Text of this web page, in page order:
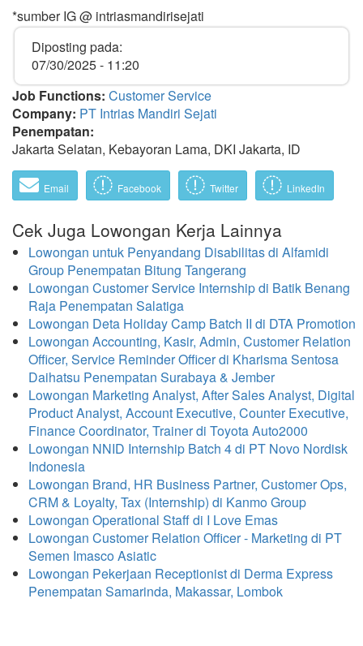
*sumber IG @ intriasmandirisejati
Diposting pada:
07/30/2025 - 11:20
Job Functions: Customer Service
Company: PT Intrias Mandiri Sejati
Penempatan:
Jakarta Selatan, Kebayoran Lama, DKI Jakarta, ID
Email Facebook Twitter LinkedIn
Cek Juga Lowongan Kerja Lainnya
Lowongan untuk Penyandang Disabilitas di Alfamidi
Group Penempatan Bitung Tangerang
Lowongan Customer Service Internship di Batik Benang
Raja Penempatan Salatiga
Lowongan Deta Holiday Camp Batch II di DTA Promotion
Lowongan Accounting, Kasir, Admin, Customer Relation
Officer, Service Reminder Officer di Kharisma Sentosa
Daihatsu Penempatan Surabaya & Jember
Lowongan Marketing Analyst, After Sales Analyst, Digital
Product Analyst, Account Executive, Counter Executive,
Finance Coordinator, Trainer di Toyota Auto2000
Lowongan NNID Internship Batch 4 di PT Novo Nordisk
Indonesia
Lowongan Brand, HR Business Partner, Customer Ops,
CRM & Loyalty, Tax (Internship) di Kanmo Group
Lowongan Operational Staff di I Love Emas
Lowongan Customer Relation Officer - Marketing di PT
Semen Imasco Asiatic
Lowongan Pekerjaan Receptionist di Derma Express
Penempatan Samarinda, Makassar, Lombok